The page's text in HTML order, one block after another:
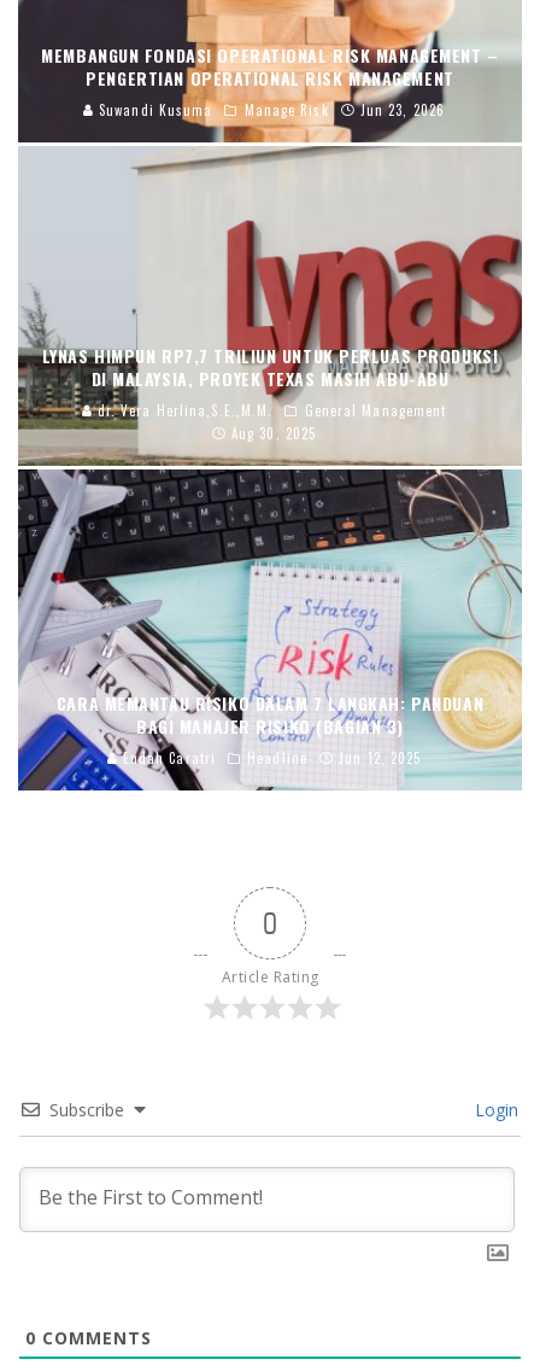
MEMBANGUN FONDASI OPERATIONAL RISK MANAGEMENT –
PENGERTIAN OPERATIONAL RISK MANAGEMENT
Suwandi Kusuma Manage Risk Jun 23, 2026
LYNAS HIMPUN RP7,7 TRILIUN UNTUK PERLUAS PRODUKSI
DI MALAYSIA, PROYEK TEXAS MASIH ABU-ABU
dr. Vera Herlina,S.E.,M.M.
General Management
Aug 30, 2025
CARA MEMANTAU RISIKO DALAM 7 LANGKAH: PANDUAN
BAGI MANAJER RISIKO (BAGIAN 3)
Endah Caratri Headline Jun 12, 2025
0
Article Rating
Subscribe Login
0 COMMENTS